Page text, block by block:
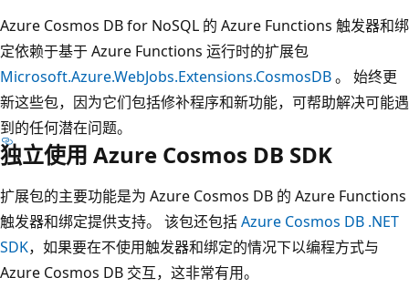
Azure Cosmos DB for NoSQL 的 Azure Functions 触发器和绑
定依赖于基于 Azure Functions 运行时的扩展包
Microsoft.Azure.WebJobs.Extensions.CosmosDB。 始终更
新这些包，因为它们包括修补程序和新功能，可帮助解决可能遇
到的任何潜在问题。
独立使用 Azure Cosmos DB SDK
扩展包的主要功能是为 Azure Cosmos DB 的 Azure Functions
触发器和绑定提供支持。 该包还包括Azure Cosmos DB .NET
SDK，如果要在不使用触发器和绑定的情况下以编程方式与
Azure Cosmos DB 交互，这非常有用。